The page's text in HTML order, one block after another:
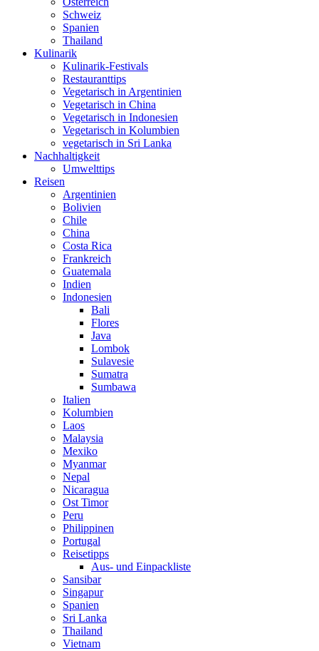
Schweiz
Spanien
Thailand
Kulinarik
Kulinarik-Festivals
Restauranttips
Vegetarisch in Argentinien
Vegetarisch in China
Vegetarisch in Indonesien
Vegetarisch in Kolumbien
vegetarisch in Sri Lanka
Nachhaltigkeit
Umwelttips
Reisen
Argentinien
Bolivien
Chile
China
Costa Rica
Frankreich
Guatemala
Indien
Indonesien
Bali
Flores
Java
Lombok
Sulavesie
Sumatra
Sumbawa
Italien
Kolumbien
Laos
Malaysia
Mexiko
Myanmar
Nepal
Nicaragua
Ost Timor
Peru
Philippinen
Portugal
Reisetipps
Aus- und Einpackliste
Sansibar
Singapur
Spanien
Sri Lanka
Thailand
Vietnam